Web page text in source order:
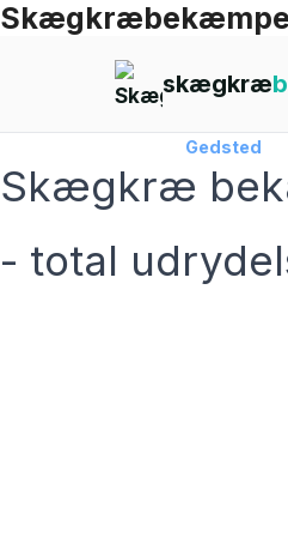
Skip
skægkræ
Gedsted
Skægkræ
- total